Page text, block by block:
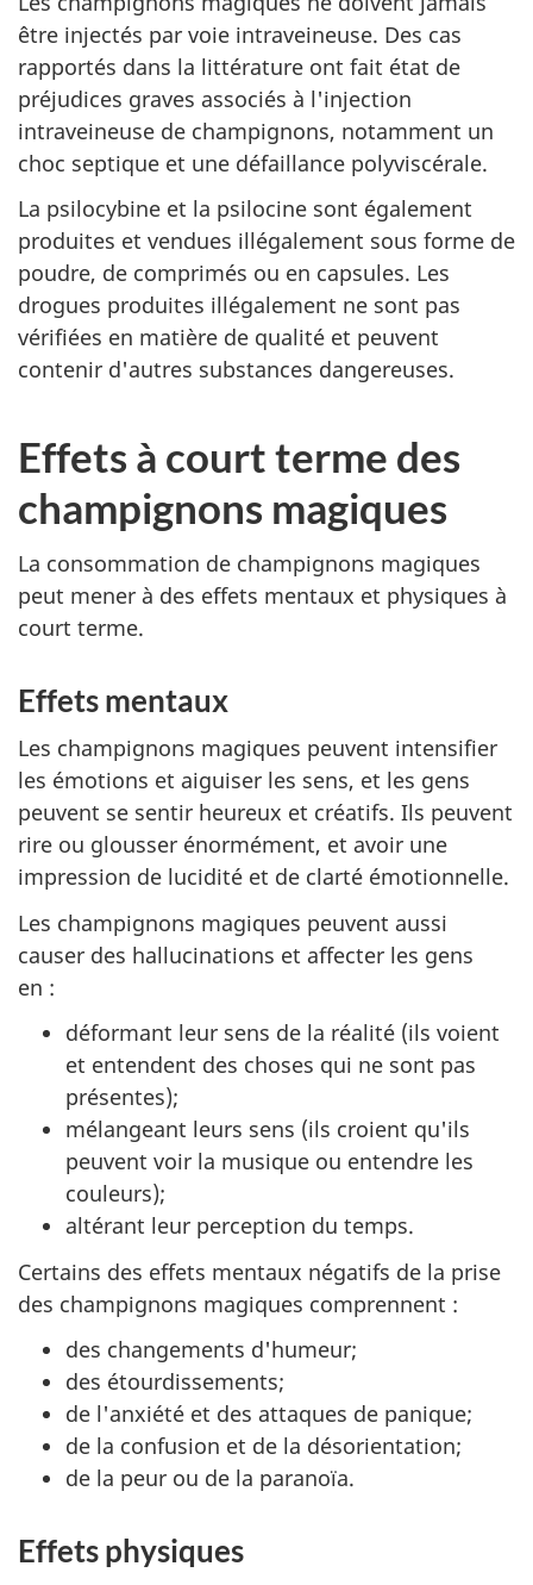
être injectés par voie intraveineuse. Des cas
rapportés dans la littérature ont fait état de
préjudices graves associés à l'injection
intraveineuse de champignons, notamment un
choc septique et une défaillance polyviscérale.
La psilocybine et la psilocine sont également
produites et vendues illégalement sous forme de
poudre, de comprimés ou en capsules. Les
drogues produites illégalement ne sont pas
vérifiées en matière de qualité et peuvent
contenir d'autres substances dangereuses.
Effets à court terme des
champignons magiques
La consommation de champignons magiques
peut mener à des effets mentaux et physiques à
court terme.
Effets mentaux
Les champignons magiques peuvent intensifier
les émotions et aiguiser les sens, et les gens
peuvent se sentir heureux et créatifs. Ils peuvent
rire ou glousser énormément, et avoir une
impression de lucidité et de clarté émotionnelle.
Les champignons magiques peuvent aussi
causer des hallucinations et affecter les gens
en :
déformant leur sens de la réalité (ils voient
et entendent des choses qui ne sont pas
présentes);
mélangeant leurs sens (ils croient qu'ils
peuvent voir la musique ou entendre les
couleurs);
altérant leur perception du temps.
Certains des effets mentaux négatifs de la prise
des champignons magiques comprennent :
des changements d'humeur;
des étourdissements;
de l'anxiété et des attaques de panique;
de la confusion et de la désorientation;
de la peur ou de la paranoïa.
Effets physiques